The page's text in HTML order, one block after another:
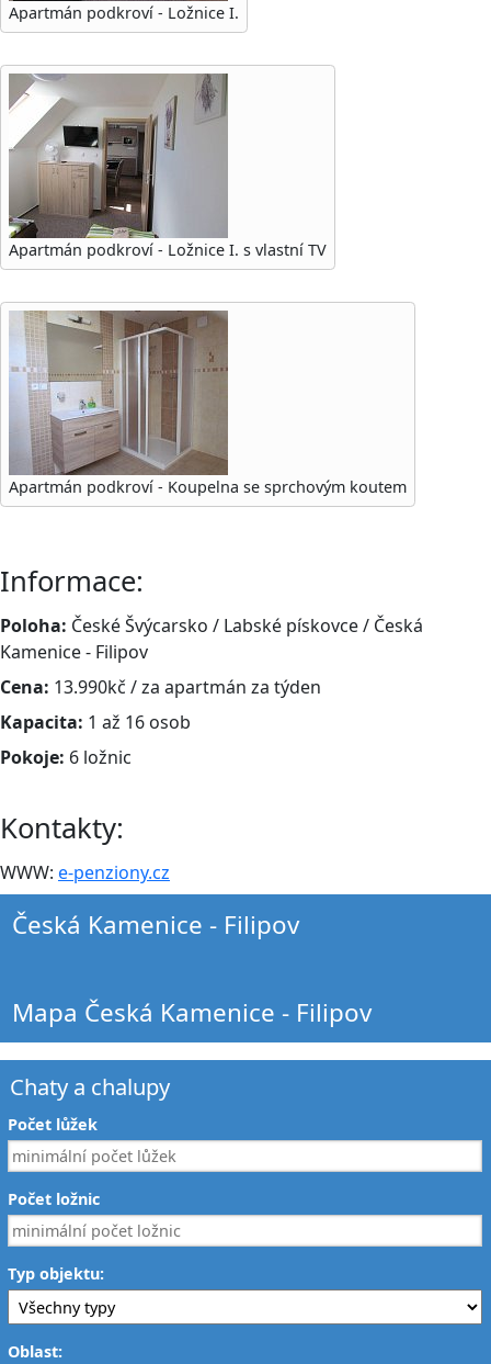
Apartmán podkroví - Ložnice I.
Apartmán podkroví - Ložnice I. s vlastní TV
Apartmán podkroví - Koupelna se sprchovým koutem
Informace:
Poloha: České Švýcarsko / Labské pískovce / Česká
Kamenice - Filipov
Cena: 13.990kč / za apartmán za týden
Kapacita: 1 až 16 osob
Pokoje: 6 ložnic
Kontakty:
WWW: e-penziony.cz
Česká Kamenice - Filipov
Mapa Česká Kamenice - Filipov
Chaty a chalupy
Počet lůžek
Počet ložnic
Typ objektu:
Oblast: